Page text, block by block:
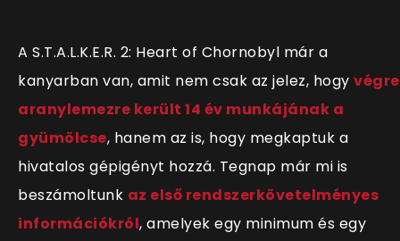
A S.T.A.L.K.E.R. 2: Heart of Chornobyl már a
kanyarban van, amit nem csak az jelez, hogy végre
aranylemezre került 14 év munkájának a
gyümölcse, hanem az is, hogy megkaptuk a
hivatalos gépigényt hozzá. Tegnap már mi is
beszámoltunk az első rendszerkövetelményes
információkról, amelyek egy minimum és egy